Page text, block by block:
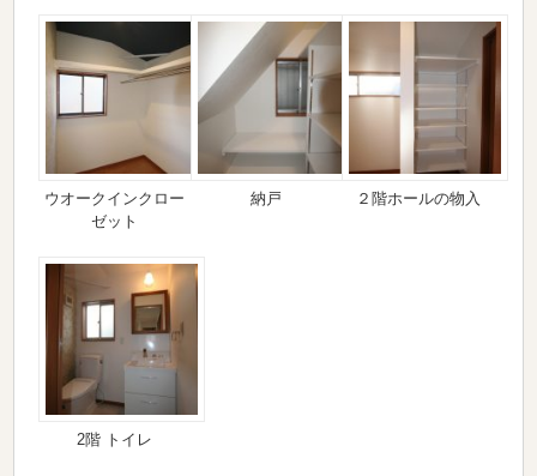
ウオークインクロー
ゼット
納戸 ２階ホールの物入
2階 トイレ